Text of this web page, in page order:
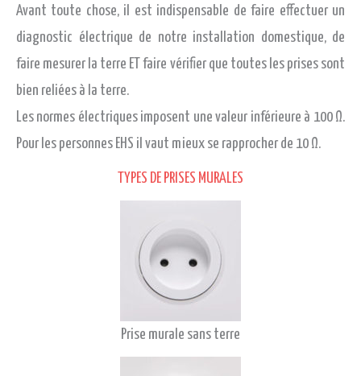
Avant toute chose, il est indispensable de faire effectuer un
diagnostic électrique de notre installation domestique, de
faire mesurer la terre ET faire vérifier que toutes les prises sont
bien reliées à la terre.
Les normes électriques imposent une valeur inférieure à 100 Ω.
Pour les personnes EHS il vaut mieux se rapprocher de 10 Ω.
TYPES DE PRISES MURALES
Prise murale sans terre